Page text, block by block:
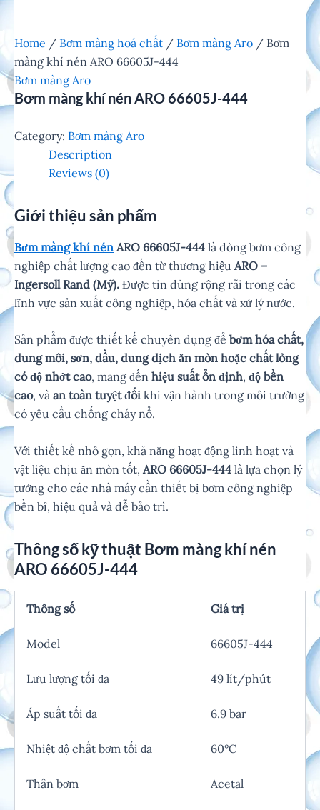
Home / Bơm màng hoá chất / Bơm màng Aro / Bơm
màng khí nén ARO 66605J-444
Bơm màng Aro
Bơm màng khí nén ARO 66605J-444
Category: Bơm màng Aro
Description
Reviews (0)
Giới thiệu sản phẩm
Bơm màng khí nén ARO 66605J-444 là dòng bơm công
nghiệp chất lượng cao đến từ thương hiệu ARO –
Ingersoll Rand (Mỹ). Được tin dùng rộng rãi trong các
lĩnh vực sản xuất công nghiệp, hóa chất và xử lý nước.
Sản phẩm được thiết kế chuyên dụng để bơm hóa chất,
dung môi, sơn, dầu, dung dịch ăn mòn hoặc chất lỏng
có độ nhớt cao, mang đến hiệu suất ổn định, độ bền
cao, và an toàn tuyệt đối khi vận hành trong môi trường
có yêu cầu chống cháy nổ.
Với thiết kế nhỏ gọn, khả năng hoạt động linh hoạt và
vật liệu chịu ăn mòn tốt, ARO 66605J-444 là lựa chọn lý
tưởng cho các nhà máy cần thiết bị bơm công nghiệp
bền bỉ, hiệu quả và dễ bảo trì.
Thông số kỹ thuật Bơm màng khí nén
ARO 66605J-444
Thông số Giá trị
Model 66605J-444
Lưu lượng tối đa 49 lít/phút
Áp suất tối đa 6.9 bar
Nhiệt độ chất bơm tối đa 60°C
Thân bơm Acetal